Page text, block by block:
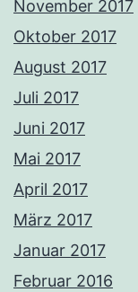
November 2017
Oktober 2017
August 2017
Juli 2017
Juni 2017
Mai 2017
April 2017
März 2017
Januar 2017
Februar 2016